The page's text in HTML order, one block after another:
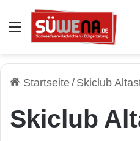
Auswahl
Startseite/ Skiclub
Skiclub